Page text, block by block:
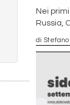
Nei
Russia,
di